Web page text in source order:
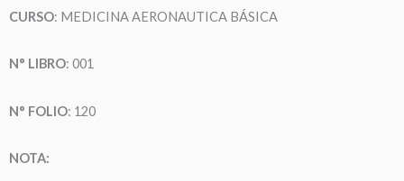
CURSO: MEDICINA AERONAUTICA BÁSICA
N° LIBRO: 001
N° FOLIO: 120
NOTA: